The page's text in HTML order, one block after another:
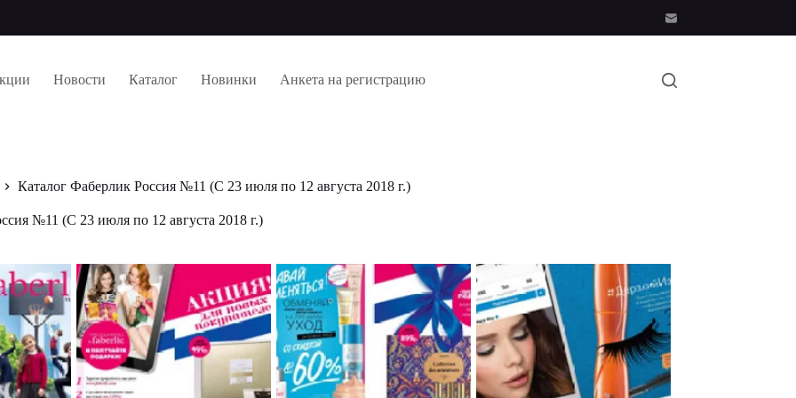
Новости Каталог Новинки Анкета на регистрацию
Каталог Фаберлик Россия №11 (С 23 июля по 12 августа 2018 г.)
№11 (С 23 июля по 12 августа 2018 г.)